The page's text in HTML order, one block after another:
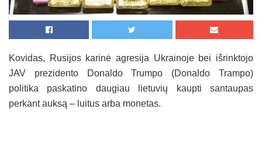
Kovidas, Rusijos karinė agresija Ukrainoje bei išrinktojo
JAV prezidento Donaldo Trumpo (Donaldo Trampo)
politika paskatino daugiau lietuvių kaupti santaupas
perkant auksą – luitus arba monetas.